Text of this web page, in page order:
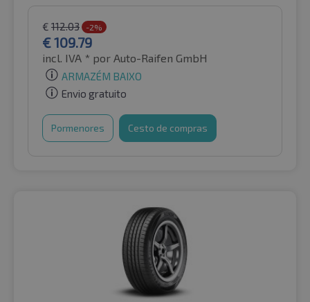
€ 112.03 -2%
€109.79
incl. IVA * por Auto-Raifen GmbH
ARMAZÉM BAIXO
Envio gratuito
Pormenores Cesto de compras